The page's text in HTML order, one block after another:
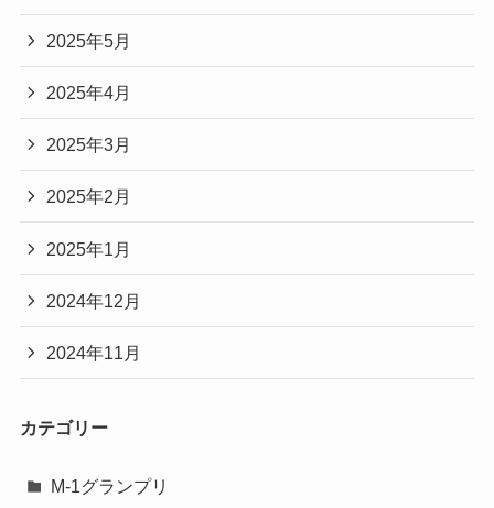
2025年5月
2025年4月
2025年3月
2025年2月
2025年1月
2024年12月
2024年11月
カテゴリー
M-1グランプリ